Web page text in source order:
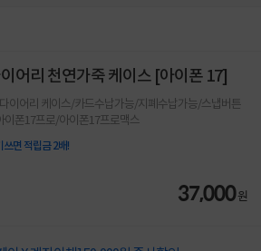
어리 천연가죽 케이스 [아이폰 17]
이어리 케이스/카드수납가능/지폐수납가능/스냅버튼
폰17프로/아이폰17프로맥스
쓰면 적립금 2배!
37,000원